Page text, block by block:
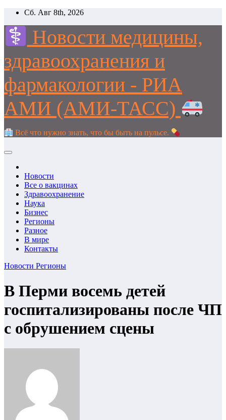
Перейти
содержимому
Сб. Авг 8th, 2026
Новости медицины,
здравоохранения и
фармакологии - РИА
АМИ (АМИ-ТАСС)
Всё что нужно знать, что бы быть на пульсе.
Новости
Все о вакцинах
Здравоохранение
Наука
Бизнес
Регионы
Разное
В мире
Контакты
Новости Регионы
В Перми восемь детей
госпитализированы после ЧП
с обрушением сцены